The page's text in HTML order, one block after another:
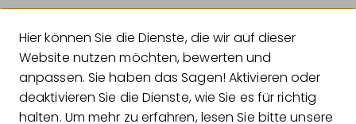
Vertrag Widerrufen
Zahlungsarten
Hier können Sie die Dienste, die wir auf dieser
Website nutzen möchten, bewerten und
anpassen. Sie haben das Sagen! Aktivieren oder
deaktivieren Sie die Dienste, wie Sie es für richtig
halten. Um mehr zu erfahren, lesen Sie bitte unsere